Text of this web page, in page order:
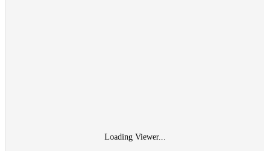
Loading Viewer...